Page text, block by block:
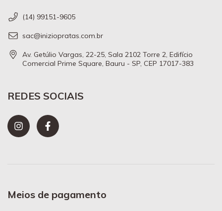
(14) 99151-9605
sac@iniziopratas.com.br
Av. Getúlio Vargas, 22-25, Sala 2102 Torre 2, Edifício
Comercial Prime Square, Bauru - SP, CEP 17017-383
REDES SOCIAIS
Meios de pagamento